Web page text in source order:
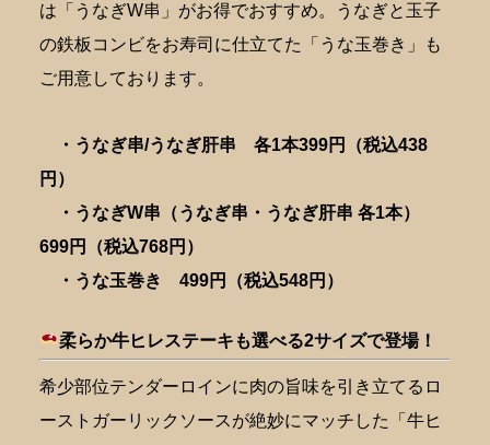
は「うなぎW串」がお得でおすすめ。うなぎと玉子
の鉄板コンビをお寿司に仕立てた「うな玉巻き」も
ご用意しております。
・うなぎ串/うなぎ肝串 各1本399円（税込438
円）
・うなぎW串（うなぎ串・うなぎ肝串 各1本）
699円（税込768円）
・うな玉巻き 499円（税込548円）
柔らか牛ヒレステーキも選べる2サイズで登場！
希少部位テンダーロインに肉の旨味を引き立てるロ
ーストガーリックソースが絶妙にマッチした「牛ヒ